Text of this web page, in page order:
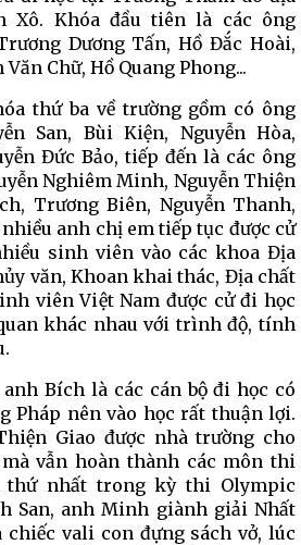
Xô. Khóa đầu tiên là các ông
Dương Tấn, Hồ Đắc Hoài,
Chữ, Hồ Quang Phong...
thứ ba về trường gồm có ông
San, Bùi Kiện, Nguyễn Hòa,
Đức Bảo, tiếp đến là các ông
Nghiêm Minh, Nguyễn Thiện
Trương Biên, Nguyễn Thanh,
anh chị em tiếp tục được cử
sinh viên vào các khoa Địa
văn, Khoan khai thác, Địa chất
viên Việt Nam được cử đi học
khác nhau với trình độ, tính
anh Bích là các cán bộ đi học có
Pháp nên vào học rất thuận lợi.
Giao được nhà trường cho
vẫn hoàn thành các môn thi
thứ nhất trong kỳ thi Olympic
San, anh Minh giành giải Nhất
chiếc vali con đựng sách vở, lúc